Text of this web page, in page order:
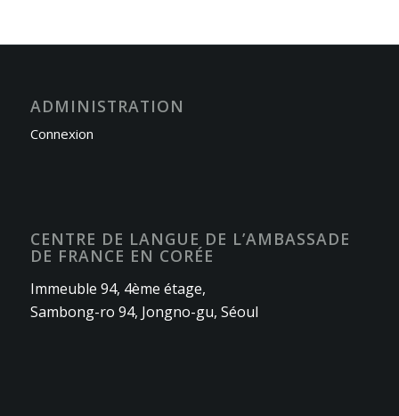
ADMINISTRATION
Connexion
CENTRE DE LANGUE DE L’AMBASSADE
DE FRANCE EN CORÉE
Immeuble 94, 4ème étage,
Sambong-ro 94, Jongno-gu, Séoul